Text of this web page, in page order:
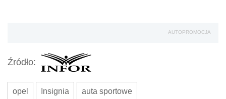
AUTOPROMOCJA
Źródło:
opel Insignia auta sportowe